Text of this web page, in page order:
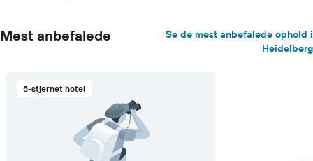
Mest anbefalede
Se de mest anbefalede ophold i
Heidelberg
5-stjernet hotel